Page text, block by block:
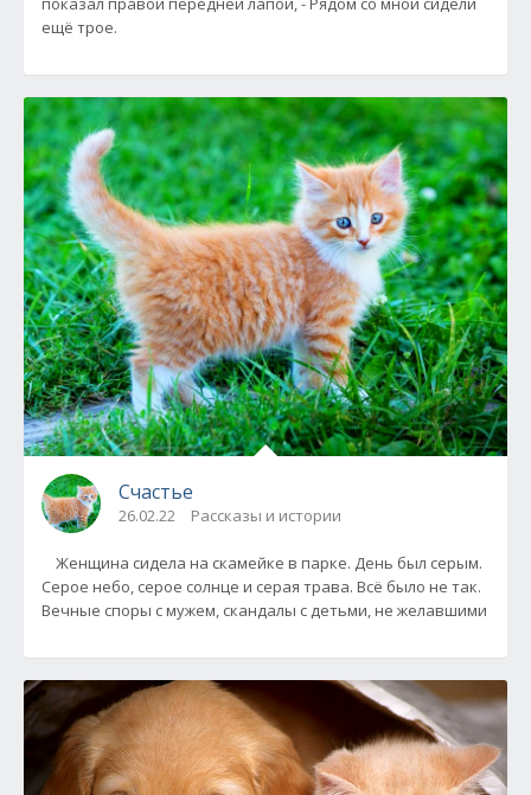
ещё трое.
Счастье
26.02.22 Рассказы и истории
Женщина сидела на скамейке в парке. День был серым.
Серое небо, серое солнце и серая трава. Всё было не так.
Вечные споры с мужем, скандалы с детьми, не желавшими